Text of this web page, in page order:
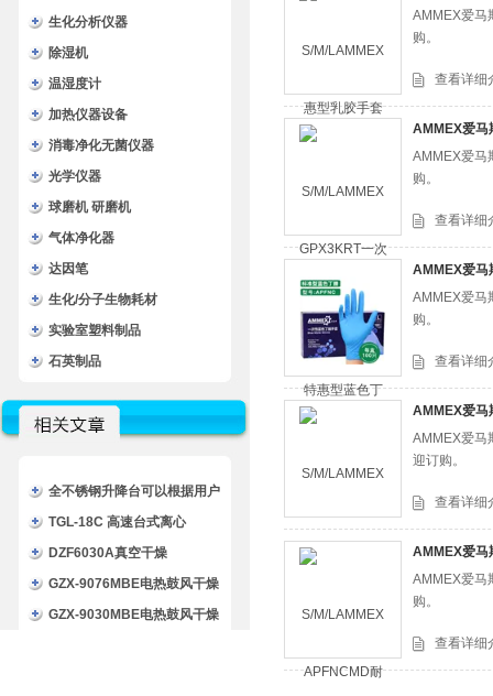
生化分析仪器
除湿机
温湿度计
加热仪器设备
消毒净化无菌仪器
光学仪器
球磨机 研磨机
气体净化器
达因笔
生化/分子生物耗材
实验室塑料制品
石英制品
全不锈钢升降台可以根据用户
的具体需求进行定制化配置
TGL-18C 高速台式离心
机/TGL-18C高速离心机
DZF6030A真空干燥
箱/DZF6030A一恒真空干燥箱
（化学）/DZF6030A干燥箱
GZX-9076MBE电热鼓风干燥
箱/GZX-9076MBE博迅烘
GZX-9030MBE电热鼓风干燥
AMMEX爱马
购。
查看详细
AMMEX爱马
AMMEX爱马
购。
查看详细
AMMEX爱马
AMMEX爱马
购。
查看详细
AMMEX爱马
AMMEX爱马
迎订购。
查看详细
AMMEX爱马
AMMEX爱马
购。
查看详细